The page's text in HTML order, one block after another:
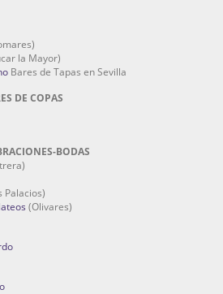
la Mayor)
Bares de Tapas en Sevilla
DE COPAS
BODAS
Palacios)
(Olivares)